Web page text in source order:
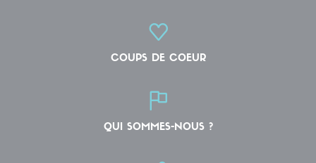
COUPS DE COEUR
QUI SOMMES-NOUS ?